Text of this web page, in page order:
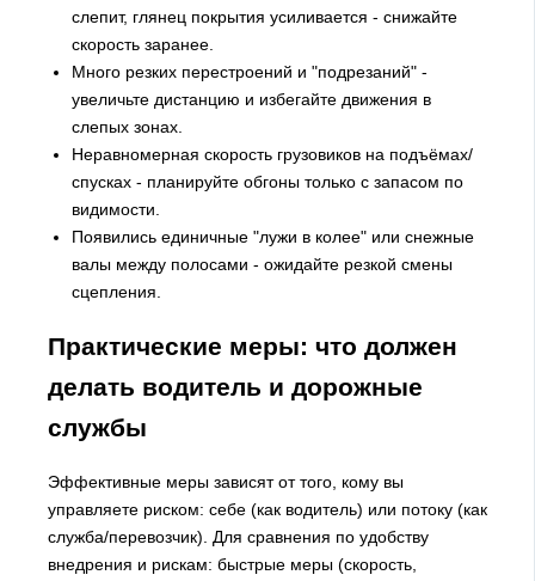
слепит, глянец покрытия усиливается - снижайте
скорость заранее.
Много резких перестроений и "подрезаний" -
увеличьте дистанцию и избегайте движения в
слепых зонах.
Неравномерная скорость грузовиков на подъёмах/
спусках - планируйте обгоны только с запасом по
видимости.
Появились единичные "лужи в колее" или снежные
валы между полосами - ожидайте резкой смены
сцепления.
Практические меры: что должен
делать водитель и дорожные
службы
Эффективные меры зависят от того, кому вы
управляете риском: себе (как водитель) или потоку (как
служба/перевозчик). Для сравнения по удобству
внедрения и рискам: быстрые меры (скорость,